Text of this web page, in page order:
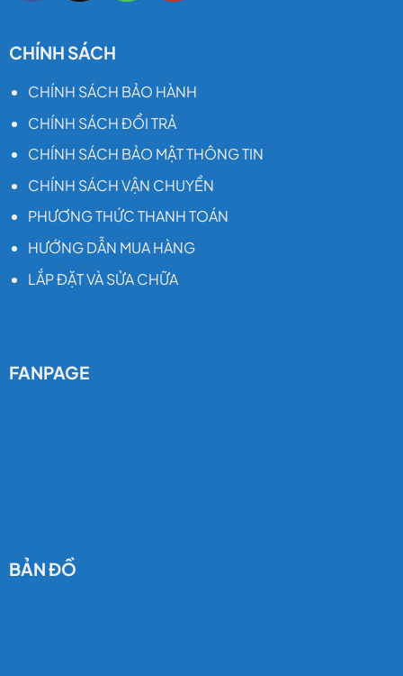
CHÍNH SÁCH
CHÍNH SÁCH BẢO HÀNH
CHÍNH SÁCH ĐỔI TRẢ
CHÍNH SÁCH BẢO MẬT THÔNG TIN
CHÍNH SÁCH VẬN CHUYỂN
PHƯƠNG THỨC THANH TOÁN
HƯỚNG DẪN MUA HÀNG
LẮP ĐẶT VÀ SỬA CHỮA
FANPAGE
BẢN ĐỒ